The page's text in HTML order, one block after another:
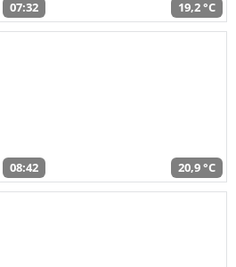
07:32 19,2 °C
08:42 20,9 °C